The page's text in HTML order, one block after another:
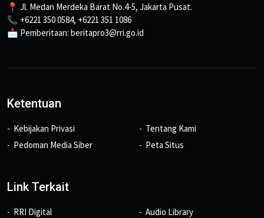
📍 Jl. Medan Merdeka Barat No.4-5, Jakarta Pusat.
📞 +6221 350 0584, +6221 351 1086
📩 Pemberitaan: beritapro3@rri.go.id
Ketentuan
Kebijakan Privasi
Pedoman Media Siber
Tentang Kami
Peta Situs
Link Terkait
RRI Digital
Audio Library